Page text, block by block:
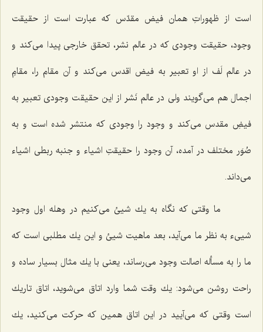
است از ظهوراتِ همان فیض مقدّس كه عبارت است از حقیقت
وجود، حقیقت وجودى كه در عالم نشر، تحقق خارجى پیدا مى‌كند و
در عالم لَف از او تعبیر به فیض اقدس مى‌كند و آن مقام را، مقامِ
اجمال هم مى‌گویند ولى در عالم نَشر از این حقیقت وجودى تعبیر به
فیضِ مقدس مى‌كند و وجود را وجودى كه منتشر شده است و به
صُوَر مختلف در آمده، آن وجود را حقیقتِ اشیاء و جنبه ربطى اشیاء
مى‌داند.
ما وقتى كه نگاه به یك شیئ مى‌كنیم در وهله اول وجود
شیى‌ء به نظر ما مى‌آید، بعد ماهیت شیئ و این یك مطلبى است كه
ما را به مسأله اصالت وجود مى‌رساند، یعنى با یك مثال بسیار ساده و
راحت روشن مى‌شود: یك وقت شما وارد اتاق مى‌شوید، اتاق تاریك
است وقتى كه مى‌آیید در این اتاق همین كه حركت مى‌كنید، یك